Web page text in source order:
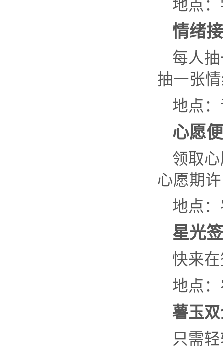
地点
情绪
每人
抽一张
地点
心愿
领取
心愿期
地点
星光
快来
地点
薯玉
只需